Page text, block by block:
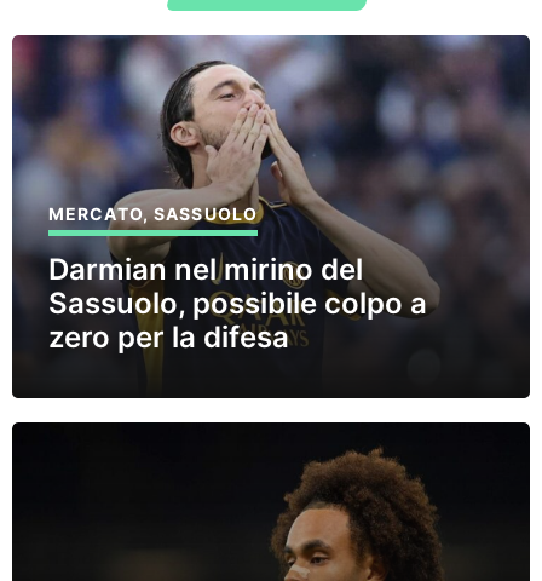
MERCATO,SASSUOLO
Darmian nel mirino del
Sassuolo, possibile colpo a
zero per la difesa